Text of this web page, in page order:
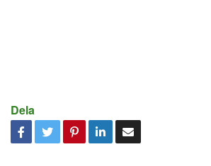
Dela